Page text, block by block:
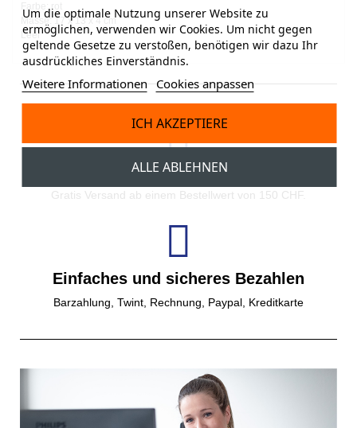
Farbe: rot
Masse: 17 x 13 x 4 cm
Leer
Gratisversand
Gratis Versand ab einem Bestellwert von 150 CHF.
Einfaches und sicheres Bezahlen
Barzahlung, Twint, Rechnung, Paypal, Kreditkarte
Um die optimale Nutzung unserer Website zu
ermöglichen, verwenden wir Cookies. Um nicht gegen
geltende Gesetze zu verstoßen, benötigen wir dazu Ihr
ausdrückliches Einverständnis.
Weitere Informationen Cookies anpassen
ALLE ABLEHNEN
ICH AKZEPTIERE